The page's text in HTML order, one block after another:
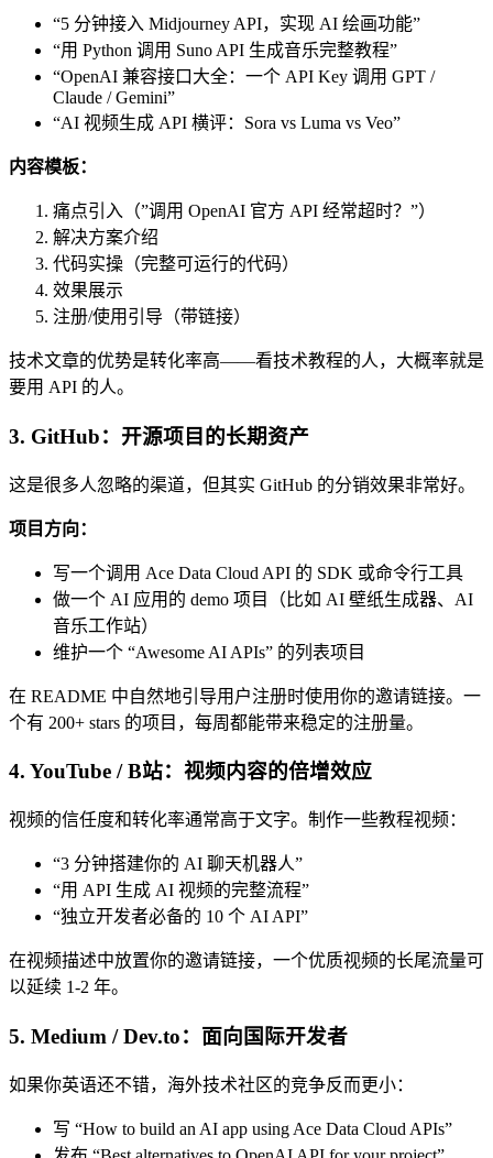
“5 分钟接入 Midjourney API，实现 AI 绘画功能”
“用 Python 调用 Suno API 生成音乐完整教程”
“OpenAI 兼容接口大全：一个 API Key 调用 GPT /
Claude / Gemini”
“AI 视频生成 API 横评：Sora vs Luma vs Veo”
内容模板：
痛点引入（”调用 OpenAI 官方 API 经常超时？”）
解决方案介绍
代码实操（完整可运行的代码）
效果展示
注册/使用引导（带链接）
技术文章的优势是转化率高——看技术教程的人，大概率就是
要用 API 的人。
3. GitHub：开源项目的长期资产
这是很多人忽略的渠道，但其实 GitHub 的分销效果非常好。
项目方向：
写一个调用 Ace Data Cloud API 的 SDK 或命令行工具
做一个 AI 应用的 demo 项目（比如 AI 壁纸生成器、AI
音乐工作站）
维护一个 “Awesome AI APIs” 的列表项目
在 README 中自然地引导用户注册时使用你的邀请链接。一
个有 200+ stars 的项目，每周都能带来稳定的注册量。
4. YouTube / B站：视频内容的倍增效应
视频的信任度和转化率通常高于文字。制作一些教程视频：
“3 分钟搭建你的 AI 聊天机器人”
“用 API 生成 AI 视频的完整流程”
“独立开发者必备的 10 个 AI API”
在视频描述中放置你的邀请链接，一个优质视频的长尾流量可
以延续 1-2 年。
5. Medium / Dev.to：面向国际开发者
如果你英语还不错，海外技术社区的竞争反而更小：
写 “How to build an AI app using Ace Data Cloud APIs”